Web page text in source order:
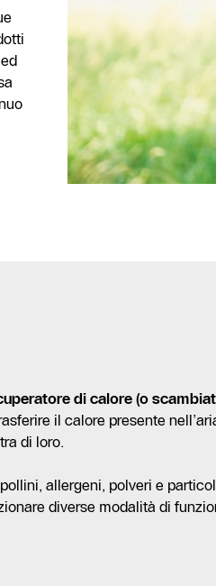
di calore (o
il calore presente
di loro.
allergeni, polveri e
diverse modalità di